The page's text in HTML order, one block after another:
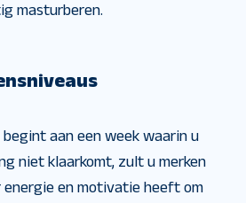
masturberen.
begint aan een week waarin u
niet klaarkomt, zult u merken
energie en motivatie heeft om